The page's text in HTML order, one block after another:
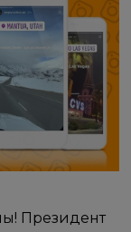
Президент